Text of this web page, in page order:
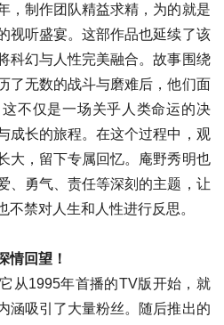
，制作团队精益求精，为的就是
视听盛宴。这部作品也延续了该
科幻与人性完美融合。故事围绕
了无数的战斗与磨难后，他们面
不仅是一场关乎人类命运的决
成长的旅程。在这个过程中，观
大，留下专属回忆。庵野秀明也
、勇气、责任等深刻的主题，让
不禁对人生和人性进行反思。
情回望！
从1995年首播的TV版开始，就
涵吸引了大量粉丝。随后推出的